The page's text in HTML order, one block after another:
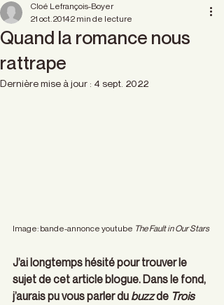
Quand la romance nous
rattrape
Cloé Lefrançois-Boyer
21 oct. 20142 min de lecture
Dernière mise à jour : 4 sept. 2022
Image: bande-annonce youtube The Fault in Our Stars
J’ai longtemps hésité pour trouver le
sujet de cet article blogue. Dans le fond,
j’aurais pu vous parler du buzz de Trois